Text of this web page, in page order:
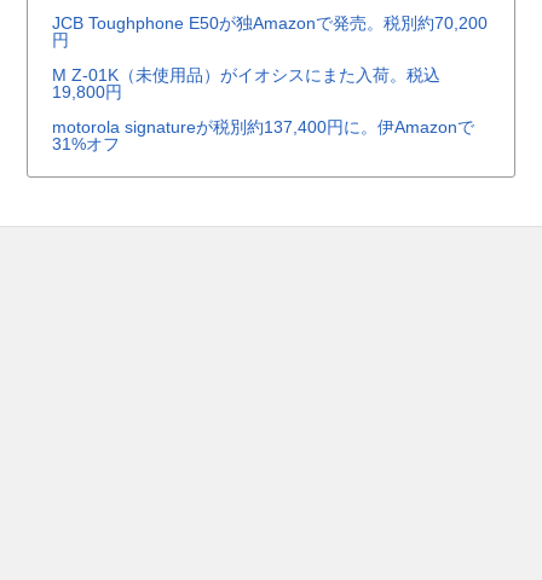
JCB Toughphone E50が独Amazonで発売。税別約70,200
円
M Z-01K（未使用品）がイオシスにまた入荷。税込
19,800円
motorola signatureが税別約137,400円に。伊Amazonで
31%オフ